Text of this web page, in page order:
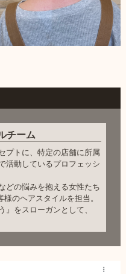
チーム
プトに、特定の店舗に所属
活動しているプロフェッシ
どの悩みを抱える女性たち
のヘアスタイルを担当。
』をスローガンとして、